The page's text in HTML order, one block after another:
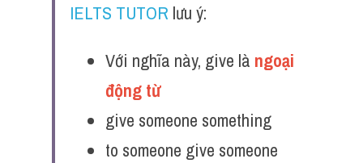
IELTS TUTOR lưu ý:
Với nghĩa này, give là ngoại
động từ
give someone something
to someone give someone